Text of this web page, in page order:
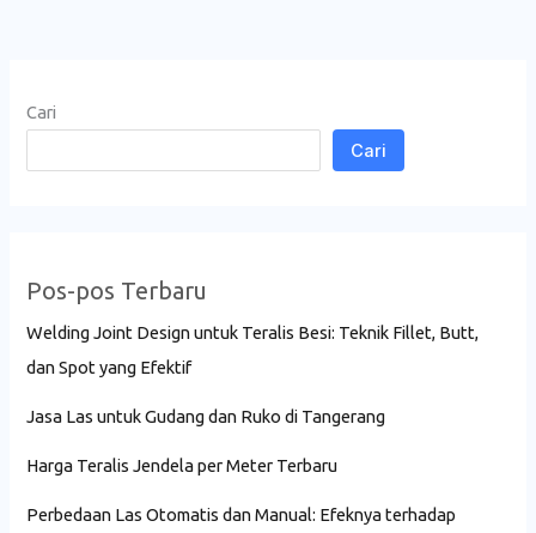
Cari
Cari
Pos-pos Terbaru
Welding Joint Design untuk Teralis Besi: Teknik Fillet, Butt,
dan Spot yang Efektif
Jasa Las untuk Gudang dan Ruko di Tangerang
Harga Teralis Jendela per Meter Terbaru
Perbedaan Las Otomatis dan Manual: Efeknya terhadap